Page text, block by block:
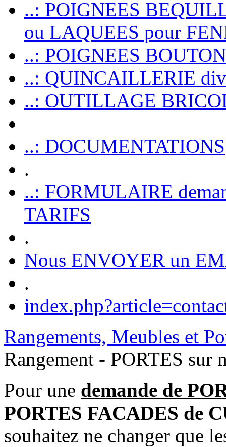
..: POIGNEES
ou LAQUEES pour
..: POIGNEES
..: QUINCAILLERIE
..: OUTILLAGE
..: DOCUMENTATIONS
.
..: FORMULAIRE
TARIFS
.
Nous ENVOYER un
.
Rangements, Meubles et
Rangement - PORTES
Pour une demande de
PORTES FACADES de
souhaitez ne changer que